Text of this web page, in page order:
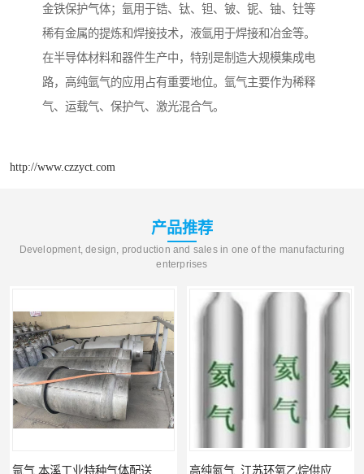
金铁保护气体；氩用于锆、钛、钽、铍、铌、铀、钍等
稀有金属的提炼和焊接技术，液氩用于焊接和冶金等。
在半导体材料和器件生产中，特别是制造大规模集成电
路，高纯氩气的应用占有重要地位。氩气主要作为稀释
气、运载气、保护气、激光混合气。
http://www.czzyct.com
产品推荐
Development, design, production and sales in one of the manufacturing
enterprises